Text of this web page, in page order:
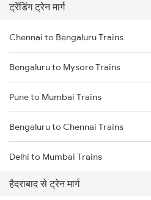
ट्रेंडिंग ट्रेन मार्ग
Chennai to Bengaluru Trains
Bengaluru to Mysore Trains
Pune to Mumbai Trains
Bengaluru to Chennai Trains
Delhi to Mumbai Trains
Mumbai to Pune Trains
हैदराबाद से ट्रेन मार्ग